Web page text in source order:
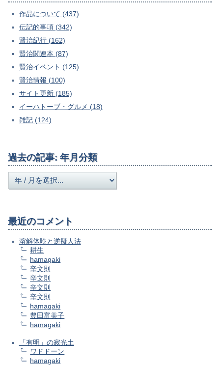
作品について (437)
伝記的事項 (342)
賢治紀行 (162)
賢治関連本 (87)
賢治イベント (125)
賢治情報 (100)
サイト更新 (185)
イーハトーブ・グルメ (18)
雑記 (124)
過去の記事: 年月分類
最近のコメント
溶解体験と逆擬人法
耕生
hamagaki
辛文則
辛文則
辛文則
辛文則
hamagaki
豊田富美子
hamagaki
「有明」の寂光土
ワドドーン
hamagaki